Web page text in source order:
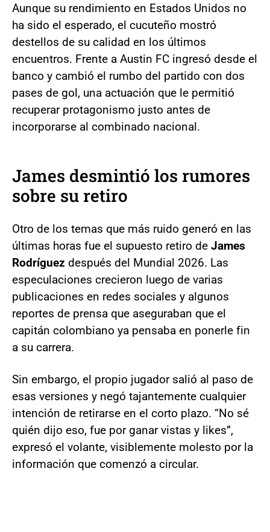
Aunque su rendimiento en Estados Unidos no
ha sido el esperado, el cucuteño mostró
destellos de su calidad en los últimos
encuentros. Frente a Austin FC ingresó desde el
banco y cambió el rumbo del partido con dos
pases de gol, una actuación que le permitió
recuperar protagonismo justo antes de
incorporarse al combinado nacional.
James desmintió los rumores
sobre su retiro
Otro de los temas que más ruido generó en las
últimas horas fue el supuesto retiro de James
Rodríguez después del Mundial 2026. Las
especulaciones crecieron luego de varias
publicaciones en redes sociales y algunos
reportes de prensa que aseguraban que el
capitán colombiano ya pensaba en ponerle fin
a su carrera.
Sin embargo, el propio jugador salió al paso de
esas versiones y negó tajantemente cualquier
intención de retirarse en el corto plazo. “No sé
quién dijo eso, fue por ganar vistas y likes”,
expresó el volante, visiblemente molesto por la
información que comenzó a circular.